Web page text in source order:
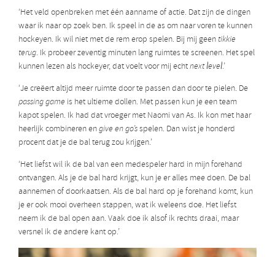
‘Het veld openbreken met één aanname of actie. Dat zijn de dingen
waar ik naar op zoek ben. Ik speel in de as om naar voren te kunnen
hockeyen. Ik wil niet met de rem erop spelen. Bij mij geen tikkie
terug. Ik probeer zeventig minuten lang ruimtes te screenen. Het spel
kunnen lezen als hockeyer, dat voelt voor mij echtnext level.’
‘Je creëert altijd meer ruimte door te passen dan door te pielen. De
passing game is het ultieme dollen. Met passen kun je een team
kapot spelen. Ik had dat vroeger met Naomi van As. Ik kon met haar
heerlijk combineren engive en go’sspelen. Dan wist je honderd
procent dat je de bal terug zou krijgen.’
‘Het liefst wil ik de bal van een medespeler hard in mijn forehand
ontvangen. Als je de bal hard krijgt, kun je er alles mee doen. De bal
aannemen of doorkaatsen. Als de bal hard op je forehand komt, kun
je er ook mooi overheen stappen, wat ik weleens doe. Het liefst
neem ik de bal open aan. Vaak doe ik alsof ik rechts draai, maar
versnel ik de andere kant op.’